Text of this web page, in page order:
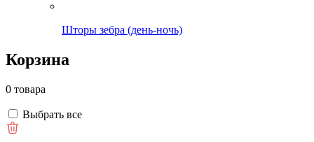
Шторы зебра (день-ночь)
Корзина
0 товара
Выбрать все